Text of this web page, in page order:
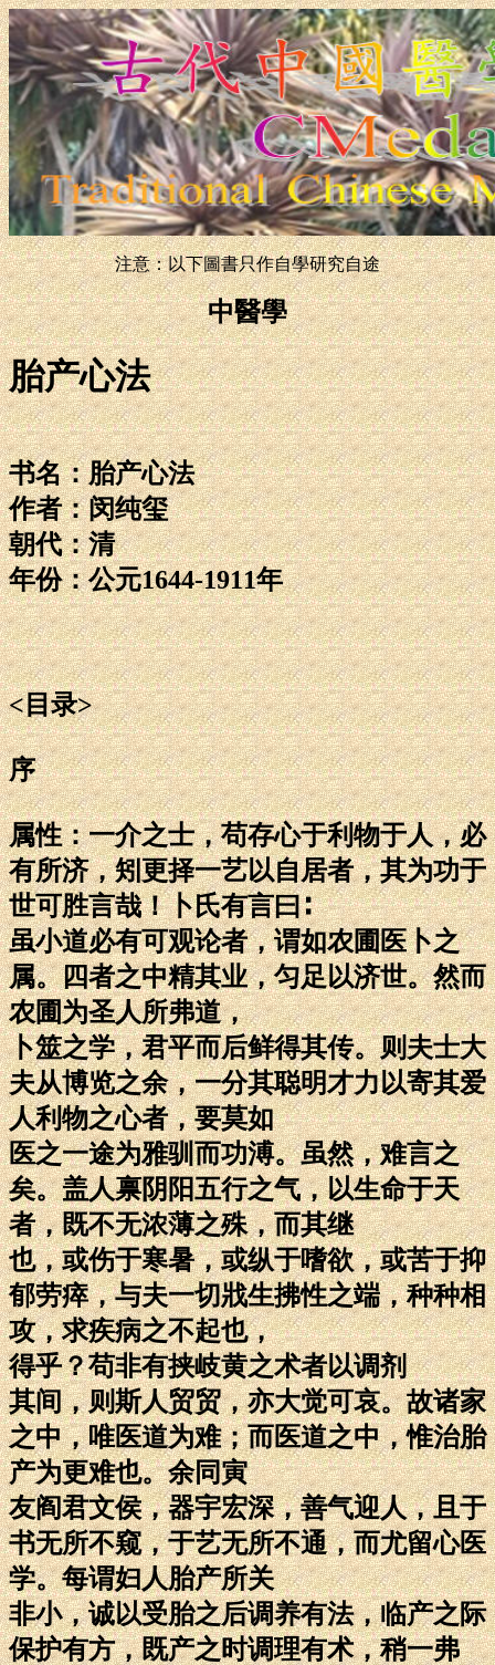
注意：以下圖書只作自學研究自途
中醫學
胎产心法
书名：胎产心法
作者：闵纯玺
朝代：清
年份：公元1644-1911年
<目录>
序
属性：一介之士，苟存心于利物于人，必
有所济，矧更择一艺以自居者，其为功于
世可胜言哉！卜氏有言曰∶
虽小道必有可观论者，谓如农圃医卜之
属。四者之中精其业，匀足以济世。然而
农圃为圣人所弗道，
卜筮之学，君平而后鲜得其传。则夫士大
夫从博览之余，一分其聪明才力以寄其爱
人利物之心者，要莫如
医之一途为雅驯而功溥。虽然，难言之
矣。盖人禀阴阳五行之气，以生命于天
者，既不无浓薄之殊，而其继
也，或伤于寒暑，或纵于嗜欲，或苦于抑
郁劳瘁，与夫一切戕生拂性之端，种种相
攻，求疾病之不起也，
得乎？苟非有挟岐黄之术者以调剂
其间，则斯人贸贸，亦大觉可哀。故诸家
之中，唯医道为难；而医道之中，惟治胎
产为更难也。余同寅
友阎君文侯，器宇宏深，善气迎人，且于
书无所不窥，于艺无所不通，而尤留心医
学。每谓妇人胎产所关
非小，诚以受胎之后调养有法，临产之际
保护有方，既产之时调理有术，稍一弗